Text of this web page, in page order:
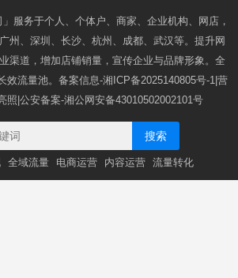
服务于个人、个体户、商家、企业机构、网店，
州、深圳、长沙、杭州、成都、武汉等。提升网
渠道，增加店铺销量，宣传企业与品牌形象。全
效流量池。备案信息-湘ICP备2025140805号-1 |营
照 |公安备案-湘公网安备43010502002101号
搜索
全域流量 电商运营 内容运营 流量转化